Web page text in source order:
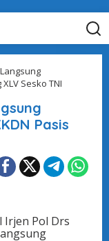
Sesko TNI
Pasis
Irjen Pol Drs